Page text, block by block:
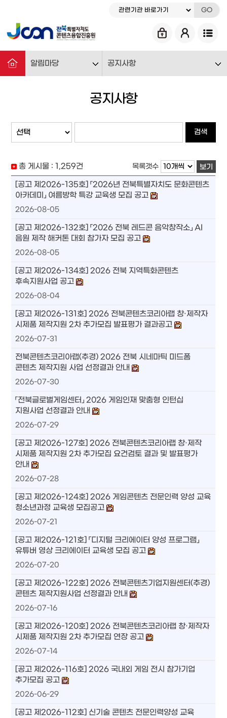
GO
알림마당 공지사항
공지사항
검색
총 게시물 :1,259건 목록갯수 보기
[공고 제2026-135호] 「2026년 전북특별자치도 문화콘텐츠
아카데미」 여름방학 특강 교육생 모집 공고
2026-08-05
[공고 제2026-132호] 「2026 전북 레드콘 음악창작소」 AI
음원 제작 해커톤 대회 참가자 모집 공고
2026-08-05
[공고 제2026-134호] 2026 전북 지역특화콘텐츠
후속지원사업 공고
2026-08-04
[공고 제2026-131호] 2026 전북콘텐츠코리아랩 창·제작자
시제품 제작지원 2차 추가모집 발표평가 결과공고
2026-07-31
전북콘텐츠코리아랩(추경) 2026 전북 시네마틱 미드폼
콘텐츠 제작지원 사업 선정결과 안내
2026-07-30
「전북글로벌게임센터」 2026 게임인재 맞춤형 인턴십
지원사업 선정결과 안내
2026-07-29
[공고 제2026-127호] 2026 전북콘텐츠코리아랩 창·제작
시제품 제작지원 2차 추가모집 요건검토 결과 및 발표평가
안내
2026-07-28
[공고 제2026-124호] 2026 게임콘텐츠 전문인력 양성 교육
청소년과정 교육생 모집공고
2026-07-21
[공고 제2026-121호] 「디지털 크리에이터 양성 프로그램」
유튜버 영상 크리에이터 교육생 모집 공고
2026-07-20
[공고 제2026-122호] 2026 전북콘텐츠기업지원센터(추경)
콘텐츠 제작지원사업 선정결과 안내
2026-07-16
[공고 제2026-120호] 2026 전북콘텐츠코리아랩 창·제작자
시제품 제작지원 2차 추가모집 연장 공고
2026-07-14
[공고 제2026-116호] 2026 국내외 게임 전시 참가기업
추가모집 공고
2026-06-29
[공고 제2026-112호] 신기술 콘텐츠 전문인력양성 교육